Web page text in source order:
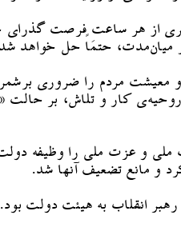
از هر ساعتِ فرصت
میان‌مدت، حتماً حل خواهد
مردم را ضروری
و روحیه‌ی کار و تلاش، بر
و عزت ملی را وظیفه
و مانع تضعیف آنها شد.
انقلاب به هیئت دولت